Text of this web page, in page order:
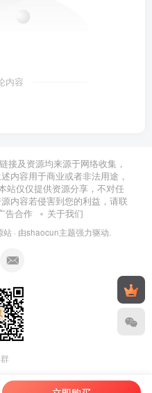
快速入门
快速入门
编写【视频与资料】
频与资料】
频与资料】
析
分析
（1）
2）
（2）
3）
（3）
）
内容
接及资源均来源于网络收集，
内容用于商业或者非法用途，
站仅仅提供资源分享，不对任
内容若侵害到您的利益，请联
告合作 关于我们
站 · 由shaocun主题强力驱动.